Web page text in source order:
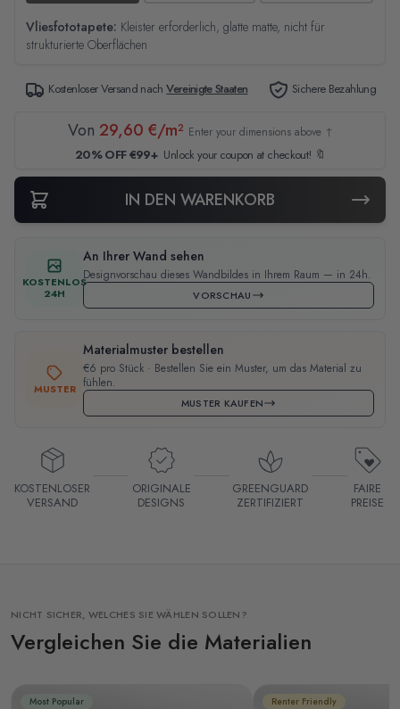
Vliesfototapete: Kleister erforderlich, glatte matte, nicht für
strukturierte Oberflächen
Kostenloser Versand nachVereinigte Staaten Sichere Bezahlung
Von 29,60 €/m² Enter your dimensions above ↑
20% OFF €99+ Unlock your coupon at checkout! 🔖
IN DEN WARENKORB
KOSTENLOS
24H
An Ihrer Wand sehen
Designvorschau dieses Wandbildes in Ihrem Raum — in 24h.
VORSCHAU
MUSTER
Materialmuster bestellen
€6 pro Stück · Bestellen Sie ein Muster, um das Material zu
fühlen.
MUSTER KAUFEN
KOSTENLOSER
VERSAND
ORIGINALE
DESIGNS
GREENGUARD
ZERTIFIZIERT
FAIRE
PREISE
NICHT SICHER, WELCHES SIE WÄHLEN SOLLEN?
Vergleichen Sie die Materialien
Most Popular Renter Friendly